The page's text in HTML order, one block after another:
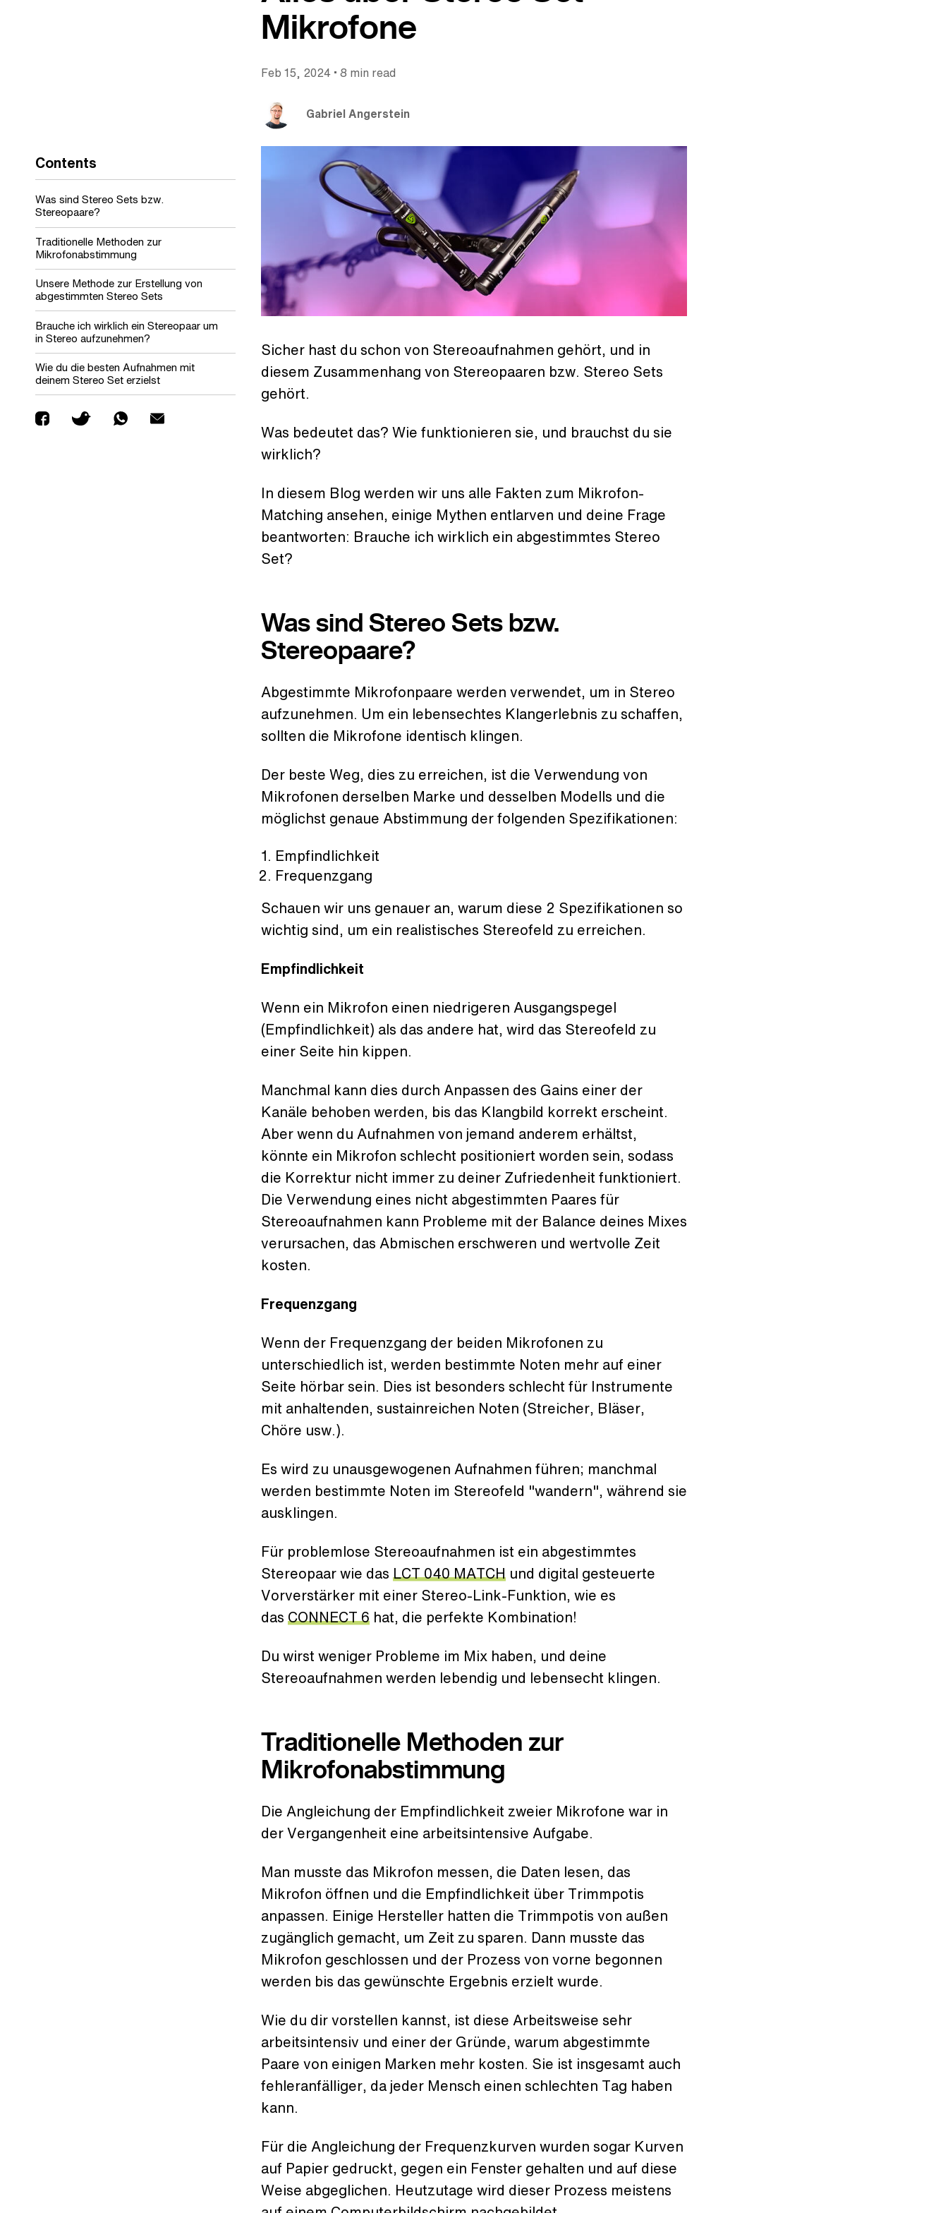
Mikrofone
Feb 15, 2024 • 8 min read
Gabriel Angerstein
Contents
Was sind Stereo Sets bzw.
Stereopaare?
Traditionelle Methoden zur
Mikrofonabstimmung
Unsere Methode zur Erstellung von
abgestimmten Stereo Sets
Brauche ich wirklich ein Stereopaar um
in Stereo aufzunehmen?
Wie du die besten Aufnahmen mit
deinem Stereo Set erzielst
Sicher hast du schon von Stereoaufnahmen gehört, und in
diesem Zusammenhang von Stereopaaren bzw. Stereo Sets
gehört.
Was bedeutet das? Wie funktionieren sie, und brauchst du sie
wirklich?
In diesem Blog werden wir uns alle Fakten zum Mikrofon-
Matching ansehen, einige Mythen entlarven und deine Frage
beantworten: Brauche ich wirklich ein abgestimmtes Stereo
Set?
Was sind Stereo Sets bzw.
Stereopaare?
Abgestimmte Mikrofonpaare werden verwendet, um in Stereo
aufzunehmen. Um ein lebensechtes Klangerlebnis zu schaffen,
sollten die Mikrofone identisch klingen.
Der beste Weg, dies zu erreichen, ist die Verwendung von
Mikrofonen derselben Marke und desselben Modells und die
möglichst genaue Abstimmung der folgenden Spezifikationen:
Empfindlichkeit
Frequenzgang
Schauen wir uns genauer an, warum diese 2 Spezifikationen so
wichtig sind, um ein realistisches Stereofeld zu erreichen.
Empfindlichkeit
Wenn ein Mikrofon einen niedrigeren Ausgangspegel
(Empfindlichkeit) als das andere hat, wird das Stereofeld zu
einer Seite hin kippen.
Manchmal kann dies durch Anpassen des Gains einer der
Kanäle behoben werden, bis das Klangbild korrekt erscheint.
Aber wenn du Aufnahmen von jemand anderem erhältst,
könnte ein Mikrofon schlecht positioniert worden sein, sodass
die Korrektur nicht immer zu deiner Zufriedenheit funktioniert.
Die Verwendung eines nicht abgestimmten Paares für
Stereoaufnahmen kann Probleme mit der Balance deines Mixes
verursachen, das Abmischen erschweren und wertvolle Zeit
kosten.
Frequenzgang
Wenn der Frequenzgang der beiden Mikrofonen zu
unterschiedlich ist, werden bestimmte Noten mehr auf einer
Seite hörbar sein. Dies ist besonders schlecht für Instrumente
mit anhaltenden, sustainreichen Noten (Streicher, Bläser,
Chöre usw.).
Es wird zu unausgewogenen Aufnahmen führen; manchmal
werden bestimmte Noten im Stereofeld "wandern", während sie
ausklingen.
Für problemlose Stereoaufnahmen ist ein abgestimmtes
Stereopaar wie das LCT 040 MATCH und digital gesteuerte
Vorverstärker mit einer Stereo-Link-Funktion, wie es
das CONNECT 6 hat, die perfekte Kombination!
Du wirst weniger Probleme im Mix haben, und deine
Stereoaufnahmen werden lebendig und lebensecht klingen.
Traditionelle Methoden zur
Mikrofonabstimmung
Die Angleichung der Empfindlichkeit zweier Mikrofone war in
der Vergangenheit eine arbeitsintensive Aufgabe.
Man musste das Mikrofon messen, die Daten lesen, das
Mikrofon öffnen und die Empfindlichkeit über Trimmpotis
anpassen. Einige Hersteller hatten die Trimmpotis von außen
zugänglich gemacht, um Zeit zu sparen. Dann musste das
Mikrofon geschlossen und der Prozess von vorne begonnen
werden bis das gewünschte Ergebnis erzielt wurde.
Wie du dir vorstellen kannst, ist diese Arbeitsweise sehr
arbeitsintensiv und einer der Gründe, warum abgestimmte
Paare von einigen Marken mehr kosten. Sie ist insgesamt auch
fehleranfälliger, da jeder Mensch einen schlechten Tag haben
kann.
Für die Angleichung der Frequenzkurven wurden sogar Kurven
auf Papier gedruckt, gegen ein Fenster gehalten und auf diese
Weise abgeglichen. Heutzutage wird dieser Prozess meistens